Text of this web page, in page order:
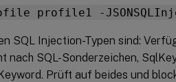
profile1 -
SQL Injection-Typen sind:
nach SQL-Sonderzeichen,
Prüft auf beides und